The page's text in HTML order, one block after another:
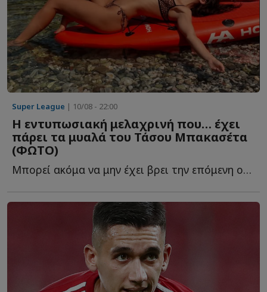
Super League | 10/08 - 22:00
Η εντυπωσιακή μελαχρινή που… έχει
πάρει τα μυαλά του Τάσου Μπακασέτα
(ΦΩΤO)
Μπορεί ακόμα να μην έχει βρει την επόμενη ομάδα της κ...